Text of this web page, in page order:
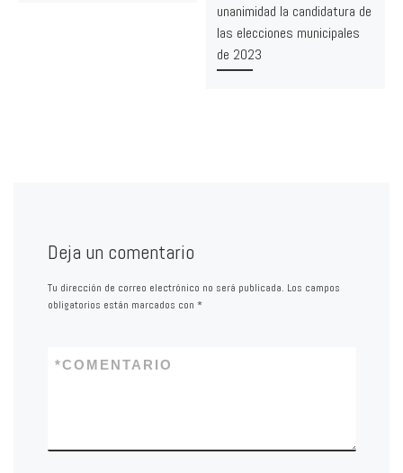
unanimidad la candidatura de
las elecciones municipales
de 2023
Deja un comentario
Tu dirección de correo electrónico no será publicada. Los campos
obligatorios están marcados con *
COMENTARIO
*